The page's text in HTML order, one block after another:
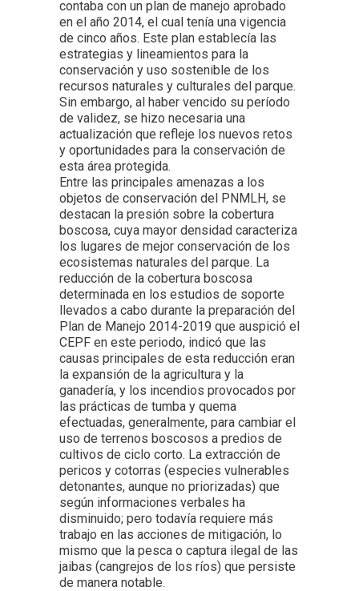
contaba con un plan de manejo aprobado
en el año 2014, el cual tenía una vigencia
de cinco años. Este plan establecía las
estrategias y lineamientos para la
conservación y uso sostenible de los
recursos naturales y culturales del parque.
Sin embargo, al haber vencido su período
de validez, se hizo necesaria una
actualización que refleje los nuevos retos
y oportunidades para la conservación de
esta área protegida.
Entre las principales amenazas a los
objetos de conservación del PNMLH, se
destacan la presión sobre la cobertura
boscosa, cuya mayor densidad caracteriza
los lugares de mejor conservación de los
ecosistemas naturales del parque. La
reducción de la cobertura boscosa
determinada en los estudios de soporte
llevados a cabo durante la preparación del
Plan de Manejo 2014-2019 que auspició el
CEPF en este periodo, indicó que las
causas principales de esta reducción eran
la expansión de la agricultura y la
ganadería, y los incendios provocados por
las prácticas de tumba y quema
efectuadas, generalmente, para cambiar el
uso de terrenos boscosos a predios de
cultivos de ciclo corto. La extracción de
pericos y cotorras (especies vulnerables
detonantes, aunque no priorizadas) que
según informaciones verbales ha
disminuido; pero todavía requiere más
trabajo en las acciones de mitigación, lo
mismo que la pesca o captura ilegal de las
jaibas (cangrejos de los ríos) que persiste
de manera notable.